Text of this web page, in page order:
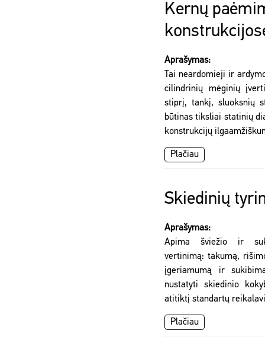
Kernų
Aprašymas:
Tai neardomieji ir
cilindrinių mėginių
stiprį, tankį, sluoksnių
būtinas tiksliai statinių
konstrukcijų
Plačiau
Skiedinių
Aprašymas:
Apima šviežio ir
vertinimą: takumą,
įgeriamumą ir
nustatyti skiedinio
atitiktį standartų
Plačiau